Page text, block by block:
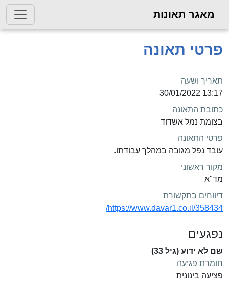
מאגר תאונות
פרטי תאונה
תאריך ושעה
13:17 30/01/2022
כתובת התאונה
בצומת נמל אשדוד
פרטי התאונה
עובד נפל מגובה במהלך עבודתו.
מקור ראשוני
מד"א
דיווחים בתקשורת
https://www.davar1.co.il/358434/
נפגעים
שם לא ידוע (גיל 33)
חומרת פגיעה
פציעה בינונית